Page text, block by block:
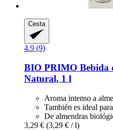
Cesta
4.9 (9)
BIO PRIMO Bebida
Natural, 1 l
Aroma intenso a
También es ideal
De almendras
3,29 € (3,29 € / l)